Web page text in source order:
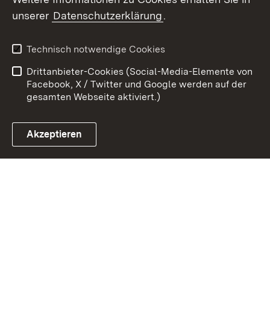
Link zum Landesportal
Kontakt
Datenschutz
Barrierefreiheit
Impressum Cookies
unserer Datenschutzerklärung.
Technisch notwendige Cookies
Drittanbieter-Cookies (Social-Media-Elemente von
Facebook, X / Twitter und Google werden auf der
gesamten Webseite aktiviert.)
Akzeptieren